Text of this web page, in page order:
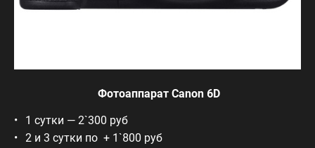
Фотоаппарат Canon 6D
1 сутки — 2`300 руб
2 и 3 сутки по + 1`800 руб